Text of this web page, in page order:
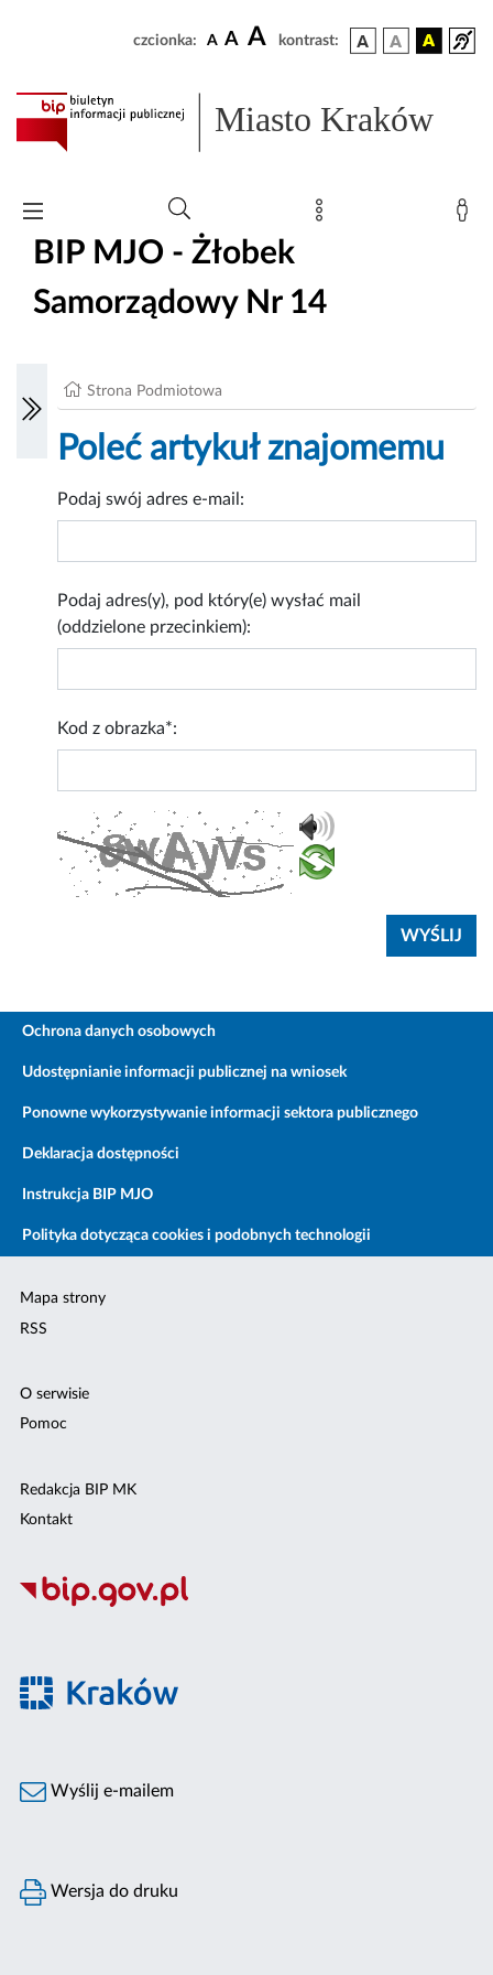
czcionka: A A A kontrast:
Miasto Kraków
BIP MJO - Żłobek
Samorządowy Nr 14
Strona Podmiotowa
Poleć artykuł znajomemu
Podaj swój adres e-mail:
Podaj adres(y), pod który(e) wysłać mail
(oddzielone przecinkiem):
Kod z obrazka*:
Ochrona danych osobowych
Udostępnianie informacji publicznej na wniosek
Ponowne wykorzystywanie informacji sektora publicznego
Deklaracja dostępności
Instrukcja BIP MJO
Polityka dotycząca cookies i podobnych technologii
Mapa strony
RSS
O serwisie
Pomoc
Redakcja BIP MK
Kontakt
Wyślij e-mailem
Wersja do druku